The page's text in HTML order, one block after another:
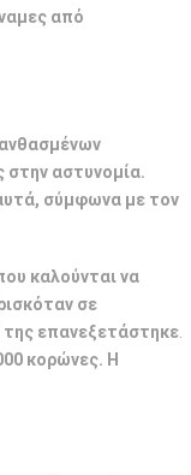
από
στην αστυνομία.
σύμφωνα με τον
καλούνται να
σε
της επανεξετάστηκε
κορώνες. Η